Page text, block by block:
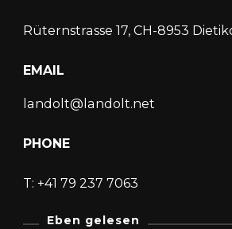
Rüternstrasse 17, CH-8953
EMAIL
landolt@landolt.net
PHONE
T: +41 79 237 7063
Eben gelesen